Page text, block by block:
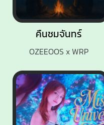
คืนชมจันทร์
OZEEOOS x WRP